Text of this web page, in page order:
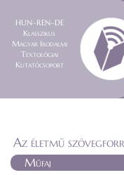
HUN–REN–DE
Klasszikus
Magyar Irodalmi
Textológiai
Kutatócsoport
Az életmű
Műfaj